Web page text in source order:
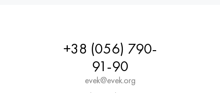
+38 (056) 790-
91-90
evek@evek.org